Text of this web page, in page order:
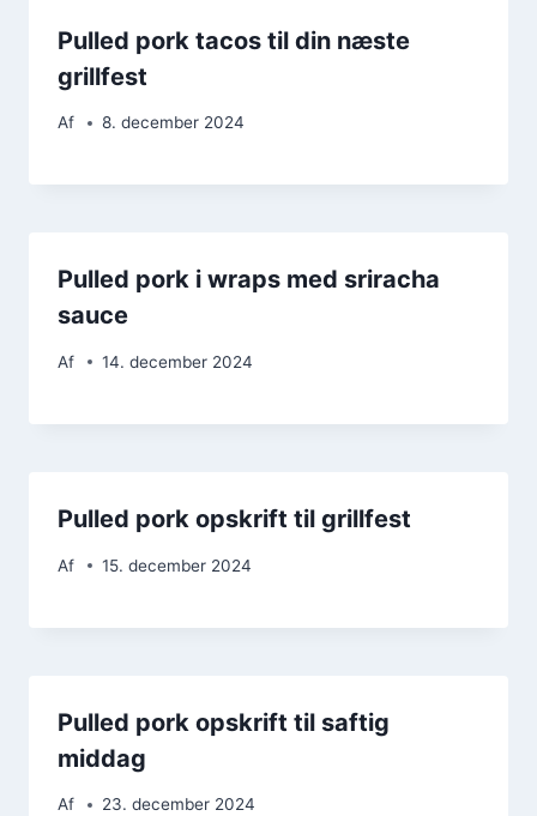
Pulled pork tacos til din næste
grillfest
Af 8. december 2024
Pulled pork i wraps med sriracha
sauce
Af 14. december 2024
Pulled pork opskrift til grillfest
Af 15. december 2024
Pulled pork opskrift til saftig
middag
Af 23. december 2024